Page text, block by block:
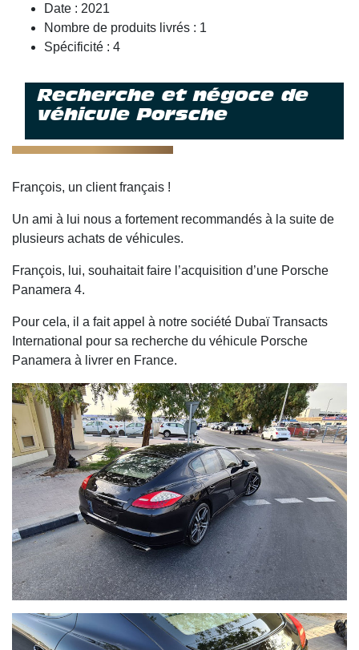
Date : 2021
Nombre de produits livrés : 1
Spécificité : 4
Recherche et négoce de
véhicule Porsche
François, un client français !
Un ami à lui nous a fortement recommandés à la suite de
plusieurs achats de véhicules.
François, lui, souhaitait faire l’acquisition d’une Porsche
Panamera 4.
Pour cela, il a fait appel à notre société Dubaï Transacts
International pour sa recherche du véhicule Porsche
Panamera à livrer en France.